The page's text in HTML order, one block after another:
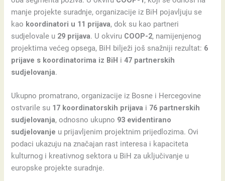
manje projekte suradnje, organizacije iz BiH pojavljuju se
kao koordinatori u 11 prijava, dok su kao partneri
sudjelovale u 29 prijava. U okviru COOP-2, namijenjenog
projektima većeg opsega, BiH bilježi još snažniji rezultat: 6
prijave s koordinatorima iz BiH i47 partnerskih
sudjelovanja.
Ukupno promatrano, organizacije iz Bosne i Hercegovine
ostvarile su 17 koordinatorskih prijava i 76 partnerskih
sudjelovanja, odnosno ukupno 93 evidentirano
sudjelovanje u prijavljenim projektnim prijedlozima. Ovi
podaci ukazuju na značajan rast interesa i kapaciteta
kulturnog i kreativnog sektora u BiH za uključivanje u
europske projekte suradnje.